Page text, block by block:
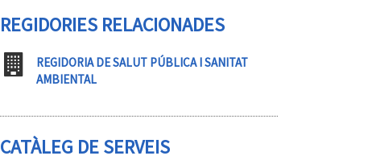
REGIDORIES RELACIONADES
REGIDORIA DE SALUT PÚBLICA I SANITAT
AMBIENTAL
CATÀLEG DE SERVEIS